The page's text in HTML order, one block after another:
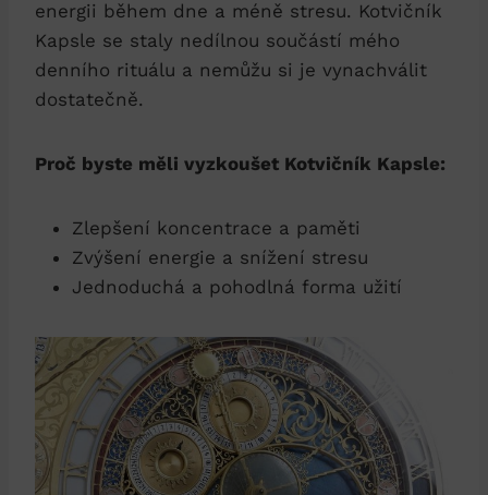
energii během dne a méně stresu. Kotvičník
Kapsle se staly nedílnou součástí mého
denního rituálu a nemůžu si je vynachválit
dostatečně.
Proč byste měli vyzkoušet Kotvičník Kapsle:
Zlepšení koncentrace a paměti
Zvýšení energie a snížení stresu
Jednoduchá a pohodlná forma užití